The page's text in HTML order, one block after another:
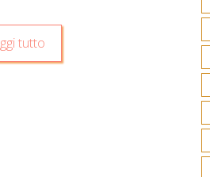
tutto